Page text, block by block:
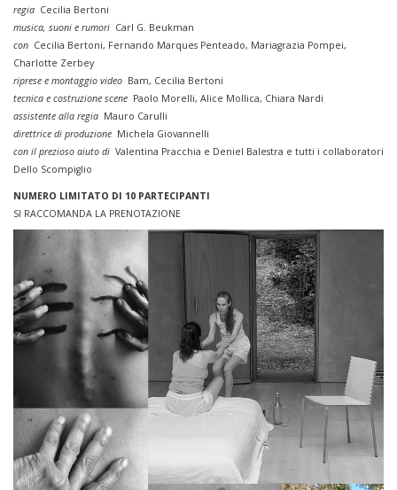
regia Cecilia Bertoni
musica, suoni e rumori Carl G. Beukman
con Cecilia Bertoni, Fernando Marques Penteado, Mariagrazia Pompei,
Charlotte Zerbey
riprese e montaggio video Bam, Cecilia Bertoni
tecnica e costruzione scene Paolo Morelli, Alice Mollica, Chiara Nardi
assistente alla regia Mauro Carulli
direttrice di produzione Michela Giovannelli
con il prezioso aiuto di Valentina Pracchia e Deniel Balestra e tutti i collaboratori
Dello Scompiglio
NUMERO LIMITATO DI 10 PARTECIPANTI
SI RACCOMANDA LA PRENOTAZIONE